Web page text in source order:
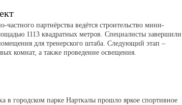
партнёрства ведётся строительство мини-
1113 квадратных метров. Специалисты завершили
для тренерского штаба. Следующий этап –
комнат, а также проведение освещения.
в городском парке Нарткалы прошло яркое спортивное